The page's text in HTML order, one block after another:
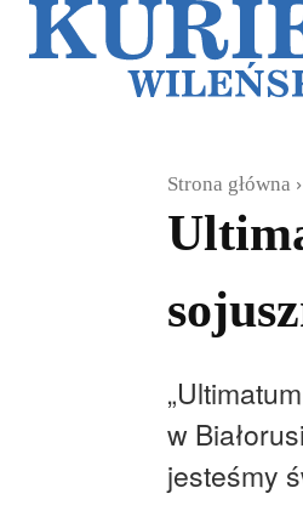
Strona główna
w
jesteśmy